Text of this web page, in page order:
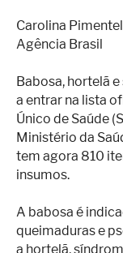
Alimentação
Treino
Saúde
Ensaios
Concursos
Moda
Praia
Contato
Carolina Pimentel
Agência Brasil
Babosa, hortelã
a entrar na lista
Único de Saúde
Ministério da
tem agora 810
insumos.
A babosa é
queimaduras e
a hortelã,